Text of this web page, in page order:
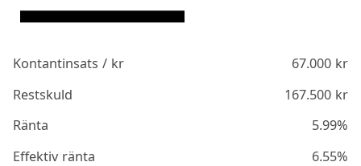
Kontantinsats / kr 67.000kr
Restskuld
167.500kr
Ränta
5.99%
Effektiv ränta
6.55%